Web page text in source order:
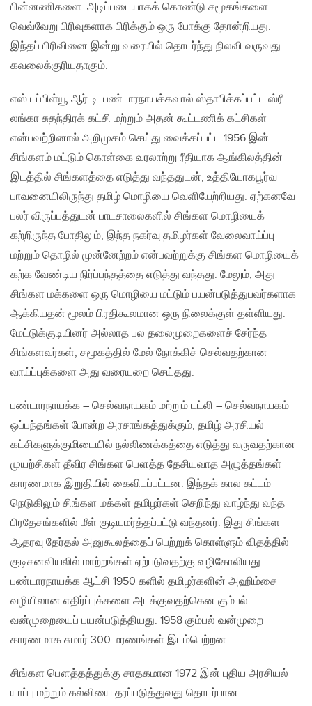
பின்னணிகளை அடிப்படையாகக் கொண்டு சமூகங்களை
வெவ்வேறு பிரிவுகளாக பிரிக்கும் ஒரு போக்கு தோன்றியது.
இந்தப் பிரிவினை இன்று வரையில் தொடர்ந்து நிலவி வருவது
கவலைக்குரியதாகும்.
எஸ்.டப்பிள்யூ.ஆர்.டி. பண்டாரநாயக்கவால் ஸ்தாபிக்கப்பட்ட ஸ்ரீ
லங்கா சுதந்திரக் கட்சி மற்றும் அதன் கூட்டணிக் கட்சிகள்
என்பவற்றினால் அறிமுகம் செய்து வைக்கப்பட்ட 1956 இன்
சிங்களம் மட்டும் கொள்கை வரலாற்று ரீதியாக ஆங்கிலத்தின்
இடத்தில் சிங்களத்தை எடுத்து வந்ததுடன், உத்தியோகபூர்வ
பாவனையிலிருந்து தமிழ் மொழியை வெளியேற்றியது. ஏற்கனவே
பலர் விருப்பத்துடன் பாடசாலைகளில் சிங்கள மொழியைக்
கற்றிருந்த போதிலும், இந்த நகர்வு தமிழர்கள் வேலைவாய்ப்பு
மற்றும் தொழில் முன்னேற்றம் என்பவற்றுக்கு சிங்கள மொழியைக்
கற்க வேண்டிய நிர்ப்பந்தத்தை எடுத்து வந்தது. மேலும், அது
சிங்கள மக்களை ஒரு மொழியை மட்டும் பயன்படுத்துபவர்களாக
ஆக்கியதன் மூலம் பிரதிகூலமான ஒரு நிலைக்குள் தள்ளியது.
மேட்டுக்குடியினர் அல்லாத பல தலைமுறைகளைச் சேர்ந்த
சிங்களவர்கள்; சமூகத்தில் மேல் நோக்கிச் செல்வதற்கான
வாய்ப்புக்களை அது வரையறை செய்தது.
பண்டாரநாயக்க – செல்வநாயகம் மற்றும் டட்லி – செல்வநாயகம்
ஒப்பந்தங்கள் போன்ற அரசாங்கத்துக்கும், தமிழ் அரசியல்
கட்சிகளுக்குமிடையில் நல்லிணக்கத்தை எடுத்து வருவதற்கான
முயற்சிகள் தீவிர சிங்கள பௌத்த தேசியவாத அழுத்தங்கள்
காரணமாக இறுதியில் கைவிடப்பட்டன. இந்தக் கால கட்டம்
நெடுகிலும் சிங்கள மக்கள் தமிழர்கள் செறிந்து வாழ்ந்து வந்த
பிரதேசங்களில் மீள் குடியமர்த்தப்பட்டு வந்தனர். இது சிங்கள
ஆதரவு தேர்தல் அனுகூலத்தைப் பெற்றுக் கொள்ளும் விதத்தில்
குடிசனவியலில் மாற்றங்கள் ஏற்படுவதற்கு வழிகோலியது.
பண்டாரநாயக்க ஆட்சி 1950 களில் தமிழர்களின் அஹிம்சை
வழியிலான எதிர்ப்புக்களை அடக்குவதற்கென கும்பல்
வன்முறையைப் பயன்படுத்தியது. 1958 கும்பல் வன்முறை
காரணமாக சுமார் 300 மரணங்கள் இடம்பெற்றன.
சிங்கள பௌத்தத்துக்கு சாதகமான 1972 இன் புதிய அரசியல்
யாப்பு மற்றும் கல்வியை தரப்படுத்துவது தொடர்பான